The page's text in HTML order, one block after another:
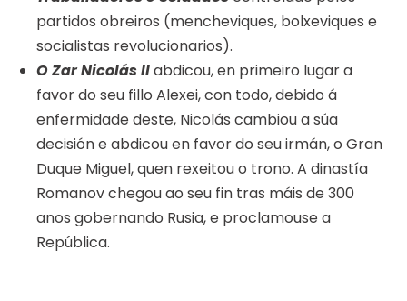
partidos obreiros (mencheviques, bolxeviques e
socialistas revolucionarios).
O Zar Nicolás IIabdicou, en primeiro lugar a
favor do seu fillo Alexei, con todo, debido á
enfermidade deste, Nicolás cambiou a súa
decisión e abdicou en favor do seu irmán, o Gran
Duque Miguel, quen rexeitou o trono. A dinastía
Romanov chegou ao seu fin tras máis de 300
anos gobernando Rusia, e proclamouse a
República.